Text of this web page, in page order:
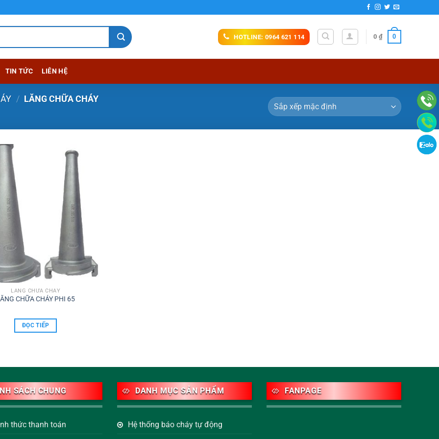
HOTLINE: 0964 621 114 0 ₫ 0
TIN TỨC LIÊN HỆ
/ LĂNG CHỮA CHÁY
LĂNG CHỮA CHÁY
CHỮA CHÁY PHI 65
ĐỌC TIẾP
SÁCH CHUNG
thức thanh toán
DANH MỤC SẢN PHẨM
Hệ thống báo cháy tự động
FANPAGE